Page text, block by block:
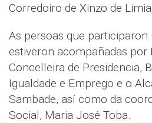
Corredoiro de Xinzo de
As persoas que participaron
estiveron acompañadas por
Concelleira de Presidencia,
Igualdade e Emprego e o
Sambade, así como da
Social, Maria José Toba.